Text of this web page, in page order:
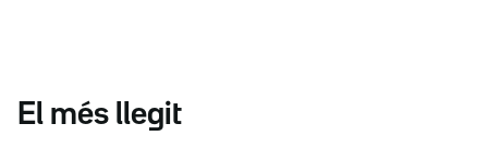
El més llegit